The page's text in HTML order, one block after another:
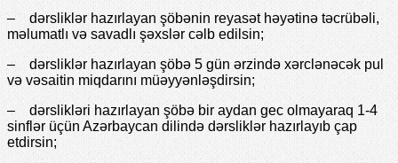
– dərsliklər hazırlayan şöbənin reyasət həyətinə təcrübəli,
məlumatlı və savadlı şəxslər cəlb edilsin;
– dərsliklər hazırlayan şöbə 5 gün ərzində xərclənəcək pul
və vəsaitin miqdarını müəyyənləşdirsin;
– dərslikləri hazırlayan şöbə bir aydan gec olmayaraq 1-4
sinflər üçün Azərbaycan dilində dərsliklər hazırlayıb çap
etdirsin;